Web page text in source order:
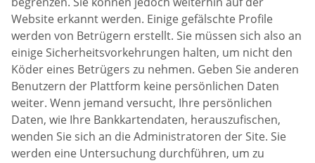
Website erkannt werden. Einige gefälschte Profile
werden von Betrügern erstellt. Sie müssen sich also an
einige Sicherheitsvorkehrungen halten, um nicht den
Köder eines Betrügers zu nehmen. Geben Sie anderen
Benutzern der Plattform keine persönlichen Daten
weiter. Wenn jemand versucht, Ihre persönlichen
Daten, wie Ihre Bankkartendaten, herauszufischen,
wenden Sie sich an die Administratoren der Site. Sie
werden eine Untersuchung durchführen, um zu